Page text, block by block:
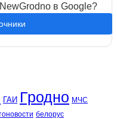
в Google?
ГАИ Гродно МЧС
белорус